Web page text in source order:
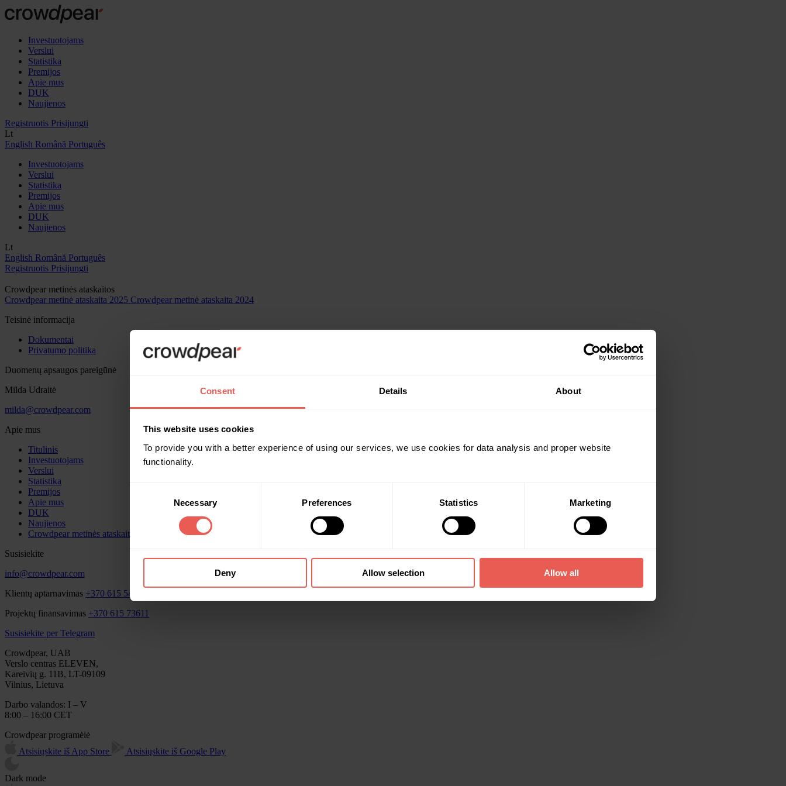
Consent Details About
This website uses cookies
To provide you with a better experience of using our services, we use cookies for data analysis and proper website
functionality.
Necessary Preferences Statistics Marketing
Deny Allow selection Allow all
Investuotojams
Verslui
Statistika
Premijos
Apie mus
DUK
Naujienos
Registruotis Prisijungti
Lt
English Română Português
Investuotojams
Verslui
Statistika
Premijos
Apie mus
DUK
Naujienos
Lt
English Română Português
Registruotis Prisijungti
Crowdpear metinės ataskaitos
Crowdpear metinė ataskaita 2025 Crowdpear metinė ataskaita 2024
Teisinė informacija
Dokumentai
Privatumo politika
Duomenų apsaugos pareigūnė
Milda Udraitė
milda@crowdpear.com
Apie mus
Titulinis
Investuotojams
Verslui
Statistika
Premijos
Apie mus
DUK
Naujienos
Crowdpear metinės ataskaitos
Susisiekite
info@crowdpear.com
Klientų aptarnavimas +370 615 54424
Projektų finansavimas +370 615 73611
Susisiekite per Telegram
Crowdpear, UAB
Verslo centras ELEVEN,
Kareivių g. 11B, LT-09109
Vilnius, Lietuva
Darbo valandos: I – V
8:00 – 16:00 CET
Crowdpear programėlė
Atsisiųskite iš App Store
Atsisiųskite iš Google Play
Dark mode